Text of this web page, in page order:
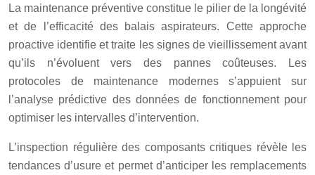
La maintenance préventive constitue le pilier de la longévité
et de l’efficacité des balais aspirateurs. Cette approche
proactive identifie et traite les signes de vieillissement avant
qu’ils n’évoluent vers des pannes coûteuses. Les
protocoles de maintenance modernes s’appuient sur
l’analyse prédictive des données de fonctionnement pour
optimiser les intervalles d’intervention.
L’inspection régulière des composants critiques révèle les
tendances d’usure et permet d’anticiper les remplacements